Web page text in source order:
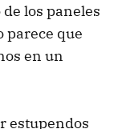
los paneles
parece que
en un
estupendos